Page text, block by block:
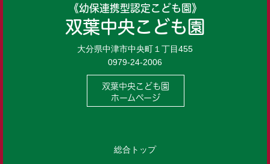
《幼保連携型認定こども園》
双葉中央こども園
大分県中津市中央町１丁目455
0979-24-2006
双葉中央こども園
ホームページ
総合トップ